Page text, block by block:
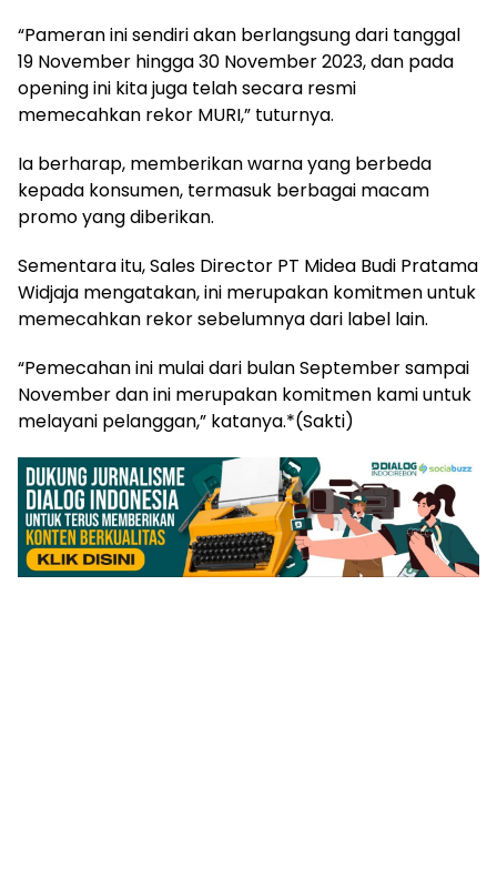
“Pameran ini sendiri akan berlangsung dari tanggal
19 November hingga 30 November 2023, dan pada
opening ini kita juga telah secara resmi
memecahkan rekor MURI,” tuturnya.
Ia berharap, memberikan warna yang berbeda
kepada konsumen, termasuk berbagai macam
promo yang diberikan.
Sementara itu, Sales Director PT Midea Budi Pratama
Widjaja mengatakan, ini merupakan komitmen untuk
memecahkan rekor sebelumnya dari label lain.
“Pemecahan ini mulai dari bulan September sampai
November dan ini merupakan komitmen kami untuk
melayani pelanggan,” katanya.*(Sakti)